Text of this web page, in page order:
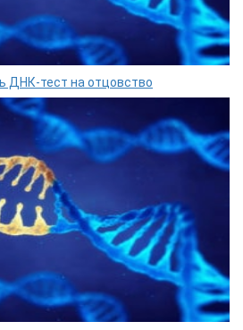
ДНК-тест на отцовство